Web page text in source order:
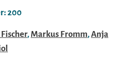
200
, Markus Fromm,Anja